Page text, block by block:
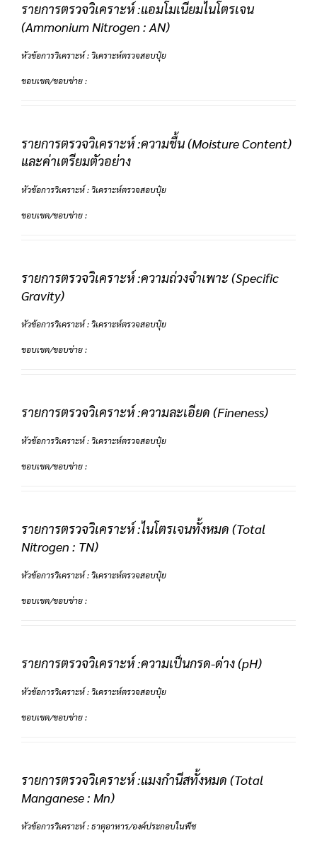
รายการตรวจวิเคราะห์ :แอมโมเนียมไนโตรเจน
(Ammonium Nitrogen : AN)
หัวข้อการวิเคราะห์ : วิเคราะห์ตรวจสอบปุ๋ย
ขอบเขต/ขอบข่าย :
รายการตรวจวิเคราะห์ :ความชื้น (Moisture Content)
และค่าเตรียมตัวอย่าง
หัวข้อการวิเคราะห์ : วิเคราะห์ตรวจสอบปุ๋ย
ขอบเขต/ขอบข่าย :
รายการตรวจวิเคราะห์ :ความถ่วงจำเพาะ (Specific
Gravity)
หัวข้อการวิเคราะห์ : วิเคราะห์ตรวจสอบปุ๋ย
ขอบเขต/ขอบข่าย :
รายการตรวจวิเคราะห์ :ความละเอียด (Fineness)
หัวข้อการวิเคราะห์ : วิเคราะห์ตรวจสอบปุ๋ย
ขอบเขต/ขอบข่าย :
รายการตรวจวิเคราะห์ :ไนโตรเจนทั้งหมด (Total
Nitrogen : TN)
หัวข้อการวิเคราะห์ : วิเคราะห์ตรวจสอบปุ๋ย
ขอบเขต/ขอบข่าย :
รายการตรวจวิเคราะห์ :ความเป็นกรด-ด่าง (pH)
หัวข้อการวิเคราะห์ : วิเคราะห์ตรวจสอบปุ๋ย
ขอบเขต/ขอบข่าย :
รายการตรวจวิเคราะห์ :แมงกํานีสทั้งหมด (Total
Manganese : Mn)
หัวข้อการวิเคราะห์ : ธาตุอาหาร/องค์ประกอบในพืช